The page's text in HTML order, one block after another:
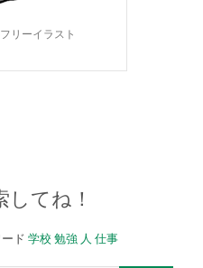
リーイラスト
てね！
ド 学校 勉強 人 仕事